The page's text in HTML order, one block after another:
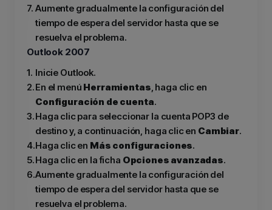
7. Aumente gradualmente la configuración del
tiempo de espera del servidor hasta que se
resuelva el problema.
Outlook 2007
1. Inicie Outlook.
2.En el menú Herramientas, haga clic en
Configuración de cuenta.
3.Haga clic para seleccionar la cuenta POP3 de
destino y, a continuación, haga clic en Cambiar.
4.Haga clic en Más configuraciones.
5.Haga clic en la ficha Opciones avanzadas.
6.Aumente gradualmente la configuración del
tiempo de espera del servidor hasta que se
resuelva el problema.